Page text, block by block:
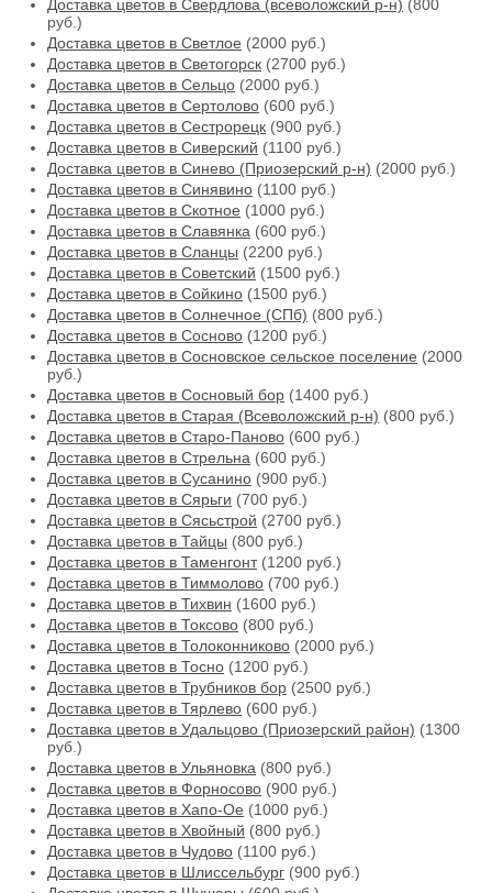
Доставка цветов в Свердлова (всеволожский р-н) (800
руб.)
Доставка цветов в Светлое (2000 руб.)
Доставка цветов в Светогорск (2700 руб.)
Доставка цветов в Сельцо (2000 руб.)
Доставка цветов в Сертолово (600 руб.)
Доставка цветов в Сестрорецк (900 руб.)
Доставка цветов в Сиверский (1100 руб.)
Доставка цветов в Синево (Приозерский р-н) (2000 руб.)
Доставка цветов в Синявино (1100 руб.)
Доставка цветов в Скотное (1000 руб.)
Доставка цветов в Славянка (600 руб.)
Доставка цветов в Сланцы (2200 руб.)
Доставка цветов в Советский (1500 руб.)
Доставка цветов в Сойкино (1500 руб.)
Доставка цветов в Солнечное (СПб) (800 руб.)
Доставка цветов в Сосново (1200 руб.)
Доставка цветов в Сосновское сельское поселение (2000
руб.)
Доставка цветов в Сосновый бор (1400 руб.)
Доставка цветов в Старая (Всеволожский р-н) (800 руб.)
Доставка цветов в Старо-Паново (600 руб.)
Доставка цветов в Стрельна (600 руб.)
Доставка цветов в Сусанино (900 руб.)
Доставка цветов в Сярьги (700 руб.)
Доставка цветов в Сясьстрой (2700 руб.)
Доставка цветов в Тайцы (800 руб.)
Доставка цветов в Таменгонт(1200 руб.)
Доставка цветов в Тиммолово (700 руб.)
Доставка цветов в Тихвин (1600 руб.)
Доставка цветов в Токсово (800 руб.)
Доставка цветов в Толоконниково (2000 руб.)
Доставка цветов в Тосно (1200 руб.)
Доставка цветов в Трубников бор (2500 руб.)
Доставка цветов в Тярлево (600 руб.)
Доставка цветов в Удальцово (Приозерский район) (1300
руб.)
Доставка цветов в Ульяновка (800 руб.)
Доставка цветов в Форносово (900 руб.)
Доставка цветов в Хапо-Ое (1000 руб.)
Доставка цветов в Хвойный (800 руб.)
Доставка цветов в Чудово (1100 руб.)
Доставка цветов в Шлиссельбург (900 руб.)